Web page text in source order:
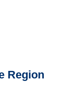
Region